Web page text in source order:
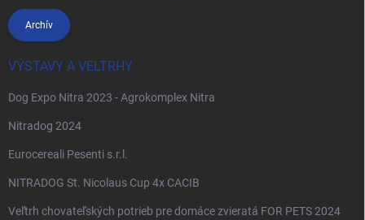
Archív
VÝSTAVY A VELTRHY
Dog Expo Nitra 2023 - Agrokomplex Nitra
Nitradog 2024
Eurocereali Pesenti s.r.l.
NITRADOG St. Nicolaus Cup 4x CACIB
Veľtrh chovateľských potrieb pre domáce zvieratá FOR PETS 2024